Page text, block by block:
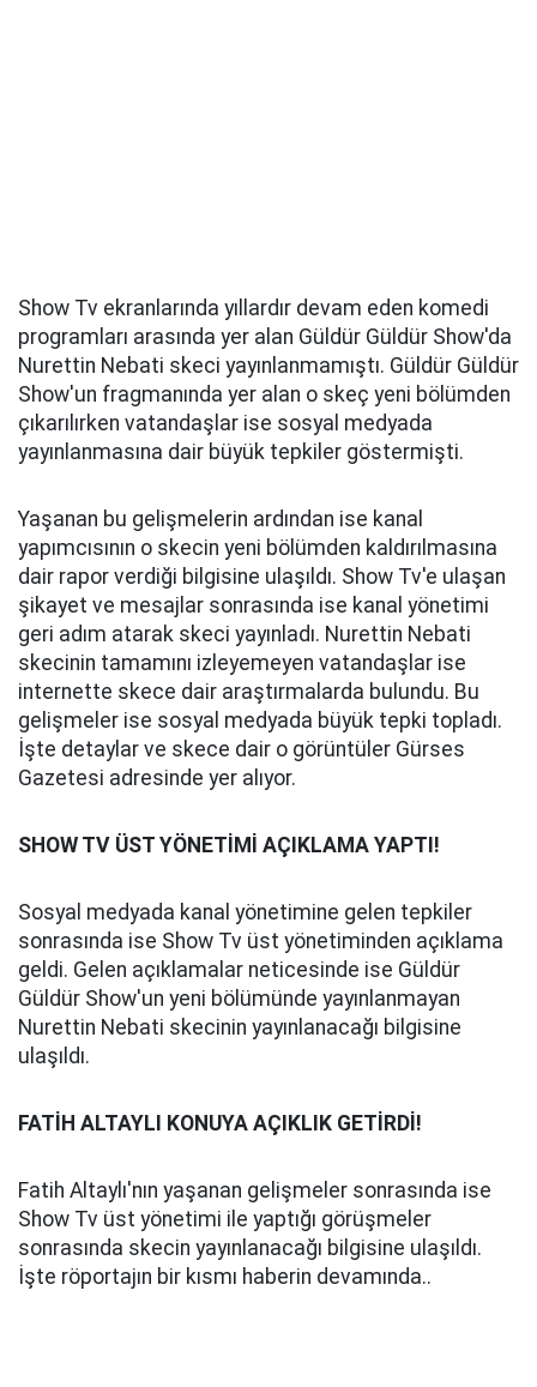
Show Tv ekranlarında yıllardır devam eden komedi
programları arasında yer alan Güldür Güldür Show'da
Nurettin Nebati skeci yayınlanmamıştı. Güldür Güldür
Show'un fragmanında yer alan o skeç yeni bölümden
çıkarılırken vatandaşlar ise sosyal medyada
yayınlanmasına dair büyük tepkiler göstermişti.
Yaşanan bu gelişmelerin ardından ise kanal
yapımcısının o skecin yeni bölümden kaldırılmasına
dair rapor verdiği bilgisine ulaşıldı. Show Tv'e ulaşan
şikayet ve mesajlar sonrasında ise kanal yönetimi
geri adım atarak skeci yayınladı. Nurettin Nebati
skecinin tamamını izleyemeyen vatandaşlar ise
internette skece dair araştırmalarda bulundu. Bu
gelişmeler ise sosyal medyada büyük tepki topladı.
İşte detaylar ve skece dair o görüntüler Gürses
Gazetesi adresinde yer alıyor.
SHOW TV ÜST YÖNETİMİ AÇIKLAMA YAPTI!
Sosyal medyada kanal yönetimine gelen tepkiler
sonrasında ise Show Tv üst yönetiminden açıklama
geldi. Gelen açıklamalar neticesinde ise Güldür
Güldür Show'un yeni bölümünde yayınlanmayan
Nurettin Nebati skecinin yayınlanacağı bilgisine
ulaşıldı.
FATİH ALTAYLI KONUYA AÇIKLIK GETİRDİ!
Fatih Altaylı'nın yaşanan gelişmeler sonrasında ise
Show Tv üst yönetimi ile yaptığı görüşmeler
sonrasında skecin yayınlanacağı bilgisine ulaşıldı.
İşte röportajın bir kısmı haberin devamında..